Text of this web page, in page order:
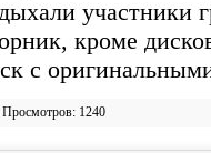
участники
кроме
с
Просмотров: 1240